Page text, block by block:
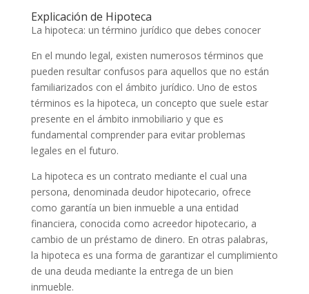
Explicación de Hipoteca
La hipoteca: un término jurídico que debes conocer
En el mundo legal, existen numerosos términos que
pueden resultar confusos para aquellos que no están
familiarizados con el ámbito jurídico. Uno de estos
términos es la hipoteca, un concepto que suele estar
presente en el ámbito inmobiliario y que es
fundamental comprender para evitar problemas
legales en el futuro.
La hipoteca es un contrato mediante el cual una
persona, denominada deudor hipotecario, ofrece
como garantía un bien inmueble a una entidad
financiera, conocida como acreedor hipotecario, a
cambio de un préstamo de dinero. En otras palabras,
la hipoteca es una forma de garantizar el cumplimiento
de una deuda mediante la entrega de un bien
inmueble.